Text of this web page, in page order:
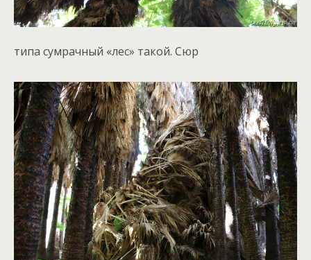
типа сумрачный «лес» такой. Сюр